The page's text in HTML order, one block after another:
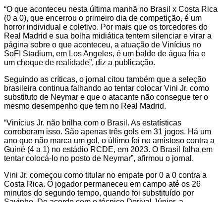
“O que aconteceu nesta última manhã no Brasil x Costa Rica
(0 a 0), que encerrou o primeiro dia de competição, é um
horror individual e coletivo. Por mais que os torcedores do
Real Madrid e sua bolha midiática tentem silenciar e virar a
página sobre o que aconteceu, a atuação de Vinícius no
SoFI Stadium, em Los Angeles, é um balde de água fria e
um choque de realidade”, diz a publicação.
Seguindo as críticas, o jornal citou também que a seleção
brasileira continua falhando ao tentar colocar Vini Jr. como
substituto de Neymar e que o atacante não consegue ter o
mesmo desempenho que tem no Real Madrid.
“Vinícius Jr. não brilha com o Brasil. As estatísticas
corroboram isso. São apenas três gols em 31 jogos. Há um
ano que não marca um gol, o último foi no amistoso contra a
Guiné (4 a 1) no estádio RCDE, em 2023. O Brasil falha em
tentar colocá-lo no posto de Neymar”, afirmou o jornal.
Vini Jr. começou como titular no empate por 0 a 0 contra a
Costa Rica. O jogador permaneceu em campo até os 26
minutos do segundo tempo, quando foi substituído por